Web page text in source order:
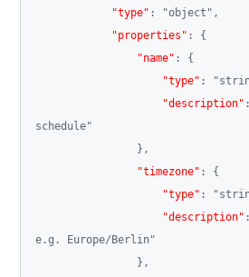
"type" : "object" ,
"properties" :
{
"name" :
{
"type" :
"description" :
schedule"
} ,
"timezone" :
{
"type" :
"description" :
e.g. Europe/Berlin"
} ,